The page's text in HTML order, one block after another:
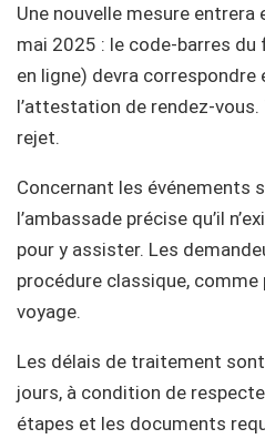
Une nouvelle mesure entrera
mai 2025 : le code-barres
en ligne) devra
l’attestation de rendez-
rejet.
Concernant les événements
l’ambassade précise qu’il
pour y assister. Les
procédure classique,
voyage.
Les délais de traitement
jours, à condition de
étapes et les documents